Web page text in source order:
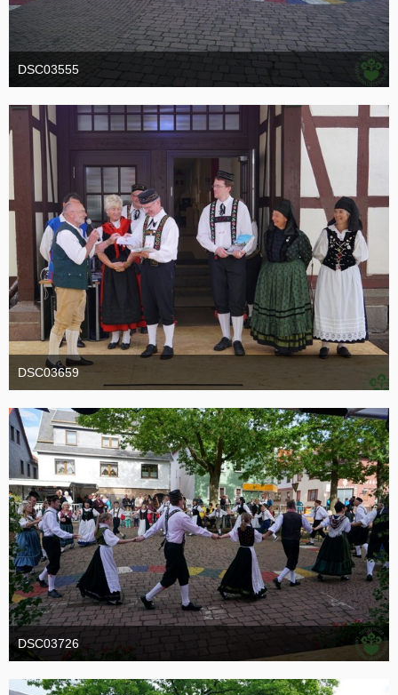
DSC03555
19. Oktober 2016
DSC03659
19. Oktober 2016
DSC03726
19. Oktober 2016